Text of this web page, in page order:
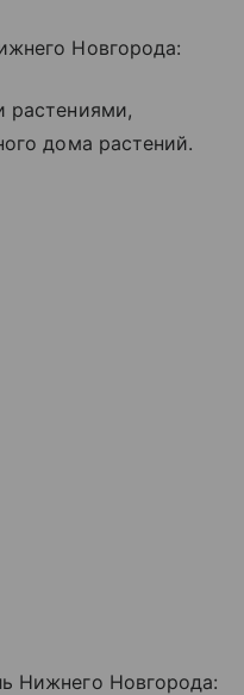
Новгорода:
растениями,
дома растений.
Нижнего Новгорода: